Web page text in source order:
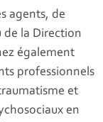
agents, de
de la Direction
également
professionnels
et
en